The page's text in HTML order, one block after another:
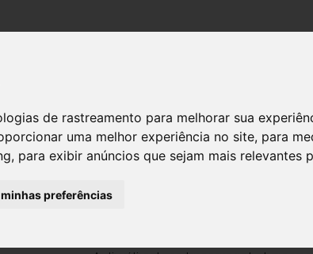
de rastreamento para melhorar sua
uma melhor experiência no site, para
, para exibir anúncios que sejam mais relevantes
preferências
ELUDRIL EXTRA COLUT